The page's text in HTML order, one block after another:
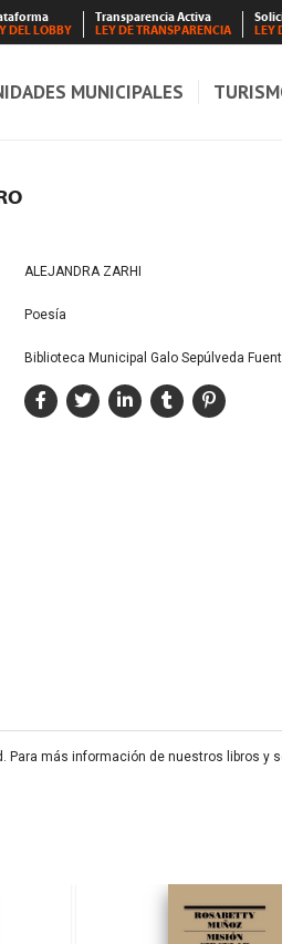
DEL LOBBY
Transparencia Activa
LEY DE TRANSPARENCIA
LEY
MUNICIPALES
ALEJANDRA ZARHI
Poesía
Biblioteca Municipal Galo Sepúlveda
más información de nuestros libros y